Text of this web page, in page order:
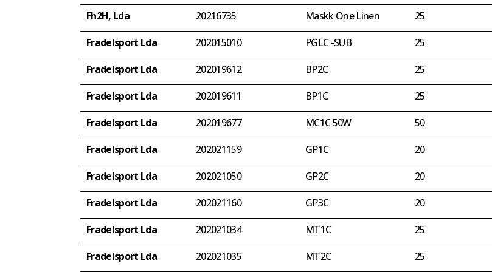
Fh2H, Lda
20216735 Maskk One Linen 25
Fradelsport Lda
202015010 PGLC -SUB 25
Fradelsport Lda
202019612 BP2C 25
Fradelsport Lda
202019611 BP1C 25
Fradelsport Lda
202019677 MC1C 50W 50
Fradelsport Lda
202021159 GP1C 20
Fradelsport Lda
202021050 GP2C 20
Fradelsport Lda
202021160 GP3C 20
Fradelsport Lda
202021034 MT1C 25
Fradelsport Lda
202021035 MT2C 25